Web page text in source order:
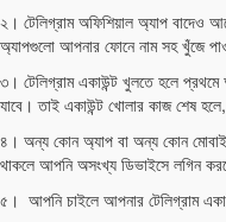
২। টেলিগ্রাম অফিশিয়াল অ্যাপ
অ্যাপগুলো আপনার ফোনে নাম সহ খুঁজে
৩। টেলিগ্রাম একাউন্ট খুলতে হলে প্রথমে
যাবে। তাই একাউন্ট খোলার কাজ শেষ
৪। অন্য কোন অ্যাপ বা অন্য কোন
থাকলে আপনি অসংখ্য ডিভাইসে লগিন
৫। আপনি চাইলে আপনার টেলিগ্রাম